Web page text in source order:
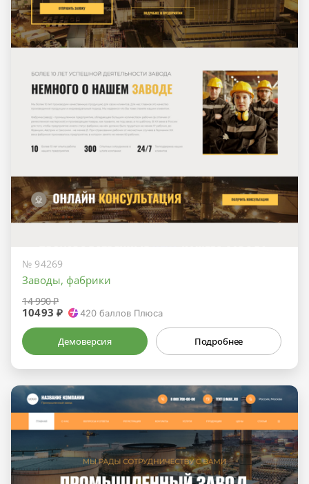
№ 94269
Заводы, фабрики
14 990 ₽
10493 ₽ 420 баллов Плюса
Демоверсия Подробнее